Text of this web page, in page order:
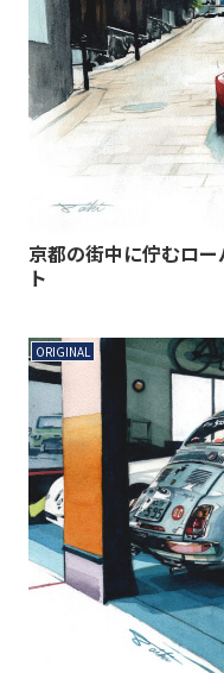
京都の街中に佇むロ
ト
ORIGINAL